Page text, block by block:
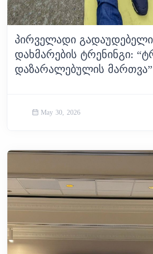
ᲞᲘᲠᲕᲔᲚᲐᲓᲘ ᲒᲐᲓᲐᲣᲓᲔᲑᲔᲚᲘ
ᲓᲐᲮᲛᲐᲠᲔᲑᲘᲡ ᲢᲠᲔᲜᲘᲜᲒᲘ:
ᲓᲐᲖᲐᲠᲐᲚᲔᲑᲣᲚᲘᲡ ᲛᲐᲠᲗᲕᲐ”
May 30, 2026